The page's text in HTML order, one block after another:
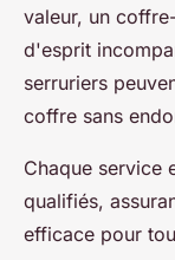
valeur, un
d'esprit
serruriers
coffre sans
Chaque service
qualifiés,
efficace pour